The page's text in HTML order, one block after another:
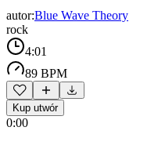
autor:Blue Wave Theory
rock
4:01
89 BPM
Kup utwór
0:00